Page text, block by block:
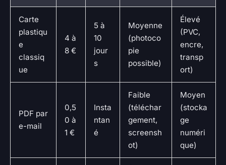
Carte
plastiqu
e
classiq
ue
4 à
8 €
5 à
10
jour
s
Moyenne
(photoco
pie
possible)
Élevé
(PVC,
encre,
transp
ort)
PDF par
e-mail
0,5
0 à
1 €
Insta
ntan
é
Faible
(téléchar
gement,
screensh
ot)
Moyen
(stocka
ge
numéri
que)